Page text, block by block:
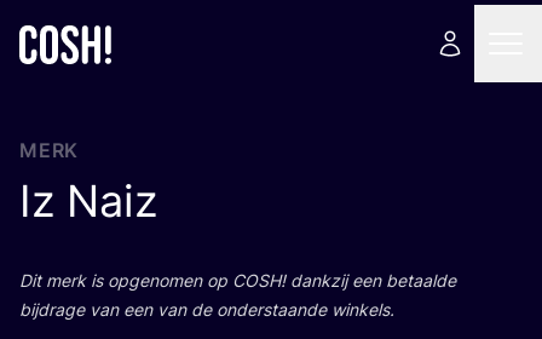
MERK
Iz Naiz
Dit merk is opge­no­men op COSH! dank­zij een betaal­de
bij­dra­ge van een van de onder­staan­de winkels.